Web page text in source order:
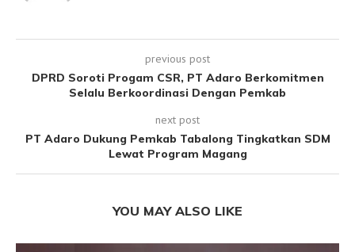
previous post
DPRD Soroti Progam CSR, PT Adaro Berkomitmen
Selalu Berkoordinasi Dengan Pemkab
next post
PT Adaro Dukung Pemkab Tabalong Tingkatkan SDM
Lewat Program Magang
YOU MAY ALSO LIKE